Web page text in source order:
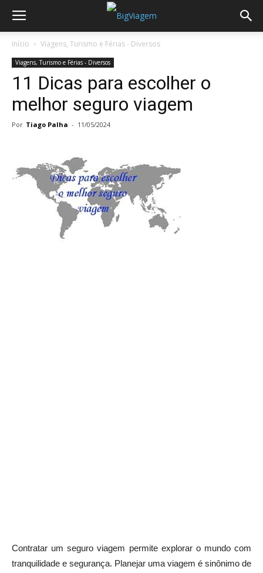
Início Viagens, Turismo e Férias - Diversos
Viagens, Turismo e Férias - Diversos
11 Dicas para escolher o
melhor seguro viagem
Por Tiago Palha - 11/05/2024
Contratar um seguro viagem permite explorar o mundo com
tranquilidade e segurança. Planejar uma viagem é sinônimo de